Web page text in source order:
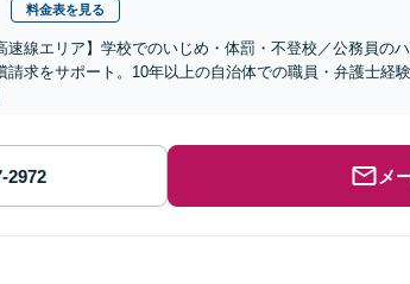
料金表を見る
速線エリア】学校でのいじめ・体罰・不登校／公務員の
請求をサポート。10年以上の自治体での職員・弁護士経
メ